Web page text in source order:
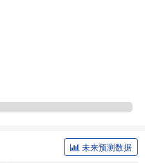
未来预测数据